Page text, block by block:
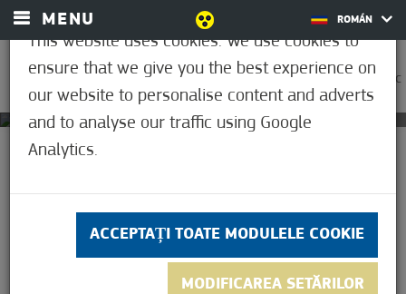
MENU ROMÁN
25,6°C
Pachete de
programe
Programcsomagok egyénitől a
csoportos kikapcsolódásig
ACASĂ
PACHETE DE PROGRAME
This website uses cookies. We use cookies to
ensure that we give you the best experience on
our website to personalise content and adverts
and to analyse our traffic using Google
Analytics.
ACCEPTAȚI TOATE MODULELE COOKIE
MODIFICAREA SETĂRILOR